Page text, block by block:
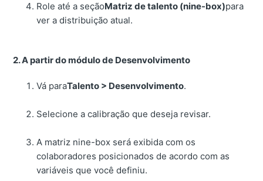
Role até a seçãoMatriz de talento (nine-box)para
ver a distribuição atual.
2. A partir do módulo de Desenvolvimento
Vá paraTalento > Desenvolvimento.
Selecione a calibração que deseja revisar.
A matriz nine-box será exibida com os
colaboradores posicionados de acordo com as
variáveis que você definiu.